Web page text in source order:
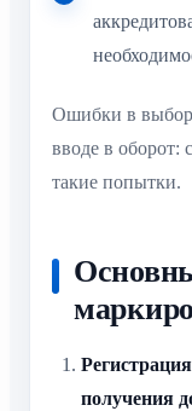
Ошибки в
вводе в
такие попытки.
получения